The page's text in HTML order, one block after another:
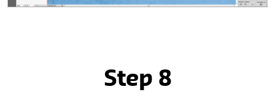
Step 8